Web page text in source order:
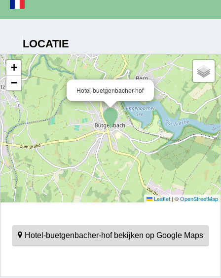
LOCATIE
Hotel-buetgenbacher-hof
+
−
Leaflet|©OpenStreetMap
Hotel-buetgenbacher-hof bekijken op Google Maps